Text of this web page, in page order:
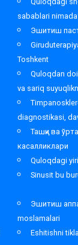
sabablari
Эшитиш
Toshkent
Quloqdan
va sariq
diagnostikasi,
Ташқи ва
касалликлари
Quloqdagi
Sinusit bu
Эшитиш
moslamalari
Eshitishni